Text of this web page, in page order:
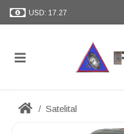
USD: 17.27
Satelital